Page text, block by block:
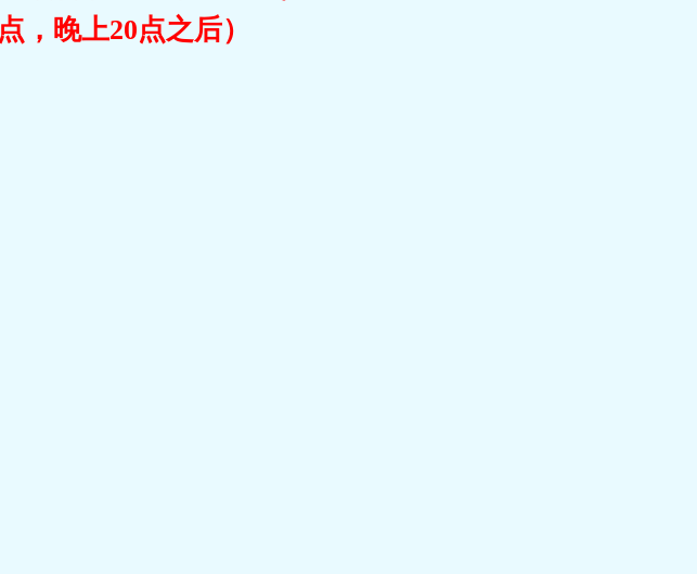
，晚上20点之后）